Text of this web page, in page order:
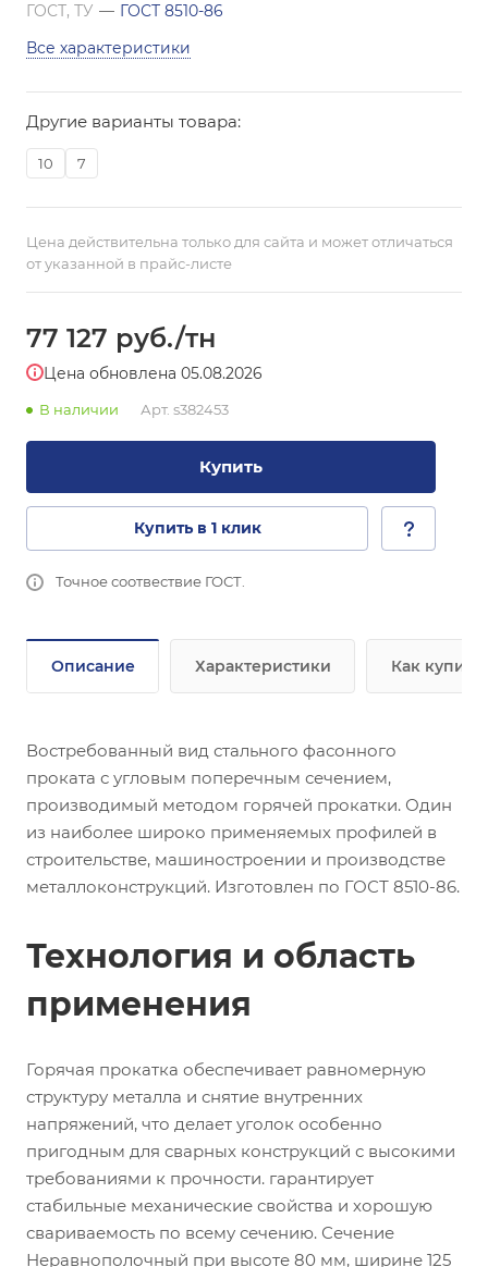
ГОСТ, ТУ — ГОСТ 8510-86
Все характеристики
Другие варианты товара:
10 7
Цена действительна только для сайта и может отличаться
от указанной в прайс-листе
77 127 руб./тн
Цена обновлена 05.08.2026
В наличии Арт. s382453
Купить
Купить в 1 клик
Точное соотвествие ГОСТ.
Описание Характеристики Как купить
Востребованный вид стального фасонного
проката с угловым поперечным сечением,
производимый методом горячей прокатки. Один
из наиболее широко применяемых профилей в
строительстве, машиностроении и производстве
металлоконструкций. Изготовлен по ГОСТ 8510-86.
Технология и область
применения
Горячая прокатка обеспечивает равномерную
структуру металла и снятие внутренних
напряжений, что делает уголок особенно
пригодным для сварных конструкций с высокими
требованиями к прочности. гарантирует
стабильные механические свойства и хорошую
свариваемость по всему сечению. Сечение
Неравнополочный при высоте 80 мм, ширине 125